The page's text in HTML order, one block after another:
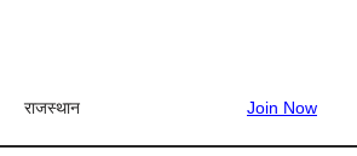
राजस्थान Join Now